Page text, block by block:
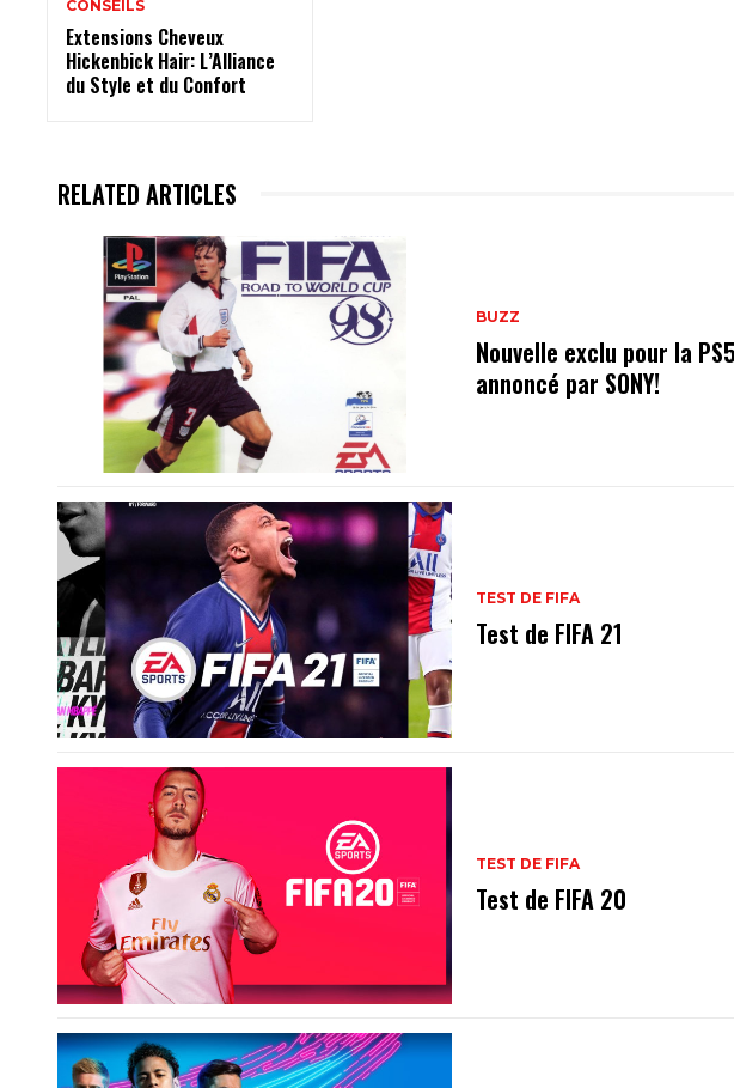
CONSEILS
Extensions Cheveux
Hickenbick Hair: L’Alliance
du Style et du Confort
RELATED ARTICLES
BUZZ
Nouvelle exclu pour la
annoncé par SONY!
TEST DE FIFA
Test de FIFA 21
TEST DE FIFA
Test de FIFA 20